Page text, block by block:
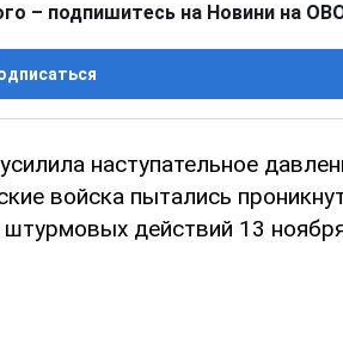
– подпишитесь на Новини на
наступательное
войска пытались
действий 13